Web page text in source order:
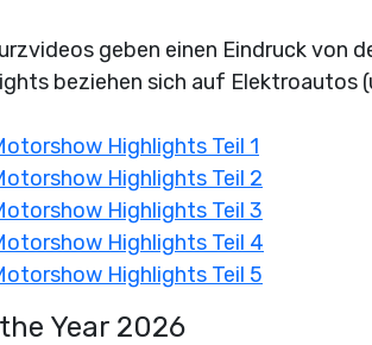
geben einen Eindruck von
beziehen sich auf
Highlights Teil 1
Highlights Teil 2
Highlights Teil 3
Highlights Teil 4
Highlights Teil 5
Year 2026